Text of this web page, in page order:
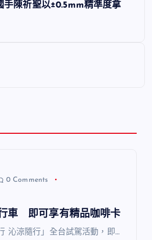
手陳祈聖以±0.5mm精準度拿
0 Comments
車 即可享有精品咖啡卡
沁涼隨行」全台試駕活動，即…